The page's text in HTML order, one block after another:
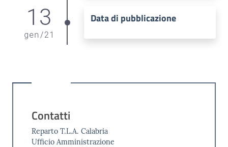
13
gen/21
Data di pubblicazione
Contatti
Reparto T.L.A. Calabria
Ufficio Amministrazione